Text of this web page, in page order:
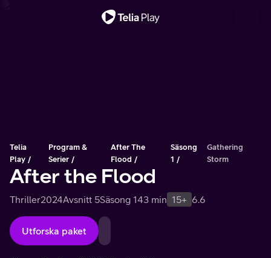
Telia
Play
Program &
Serier
After The
Flood
Säsong
1
Gathering
Storm
After the Flood
Thriller2024Avsnitt 5Säsong 143 min 15+ 6.6
Utforska paket